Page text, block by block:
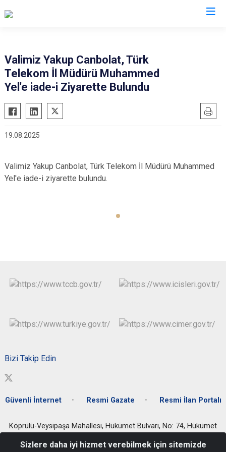
Valimiz Yakup Canbolat, Türk
Telekom İl Müdürü Muhammed
Yel'e iade-i Ziyarette Bulundu
19.08.2025
Valimiz Yakup Canbolat, Türk Telekom İl Müdürü Muhammed
Yel'e iade-i ziyarette bulundu.
Bizi Takip Edin
Güvenli İnternet Resmi Gazate Resmi İlan Portalı
Köprülü-Veysipaşa Mahallesi, Hükümet Bulvarı, No: 74, Hükümet
Sizlere daha iyi hizmet verebilmek için sitemizde